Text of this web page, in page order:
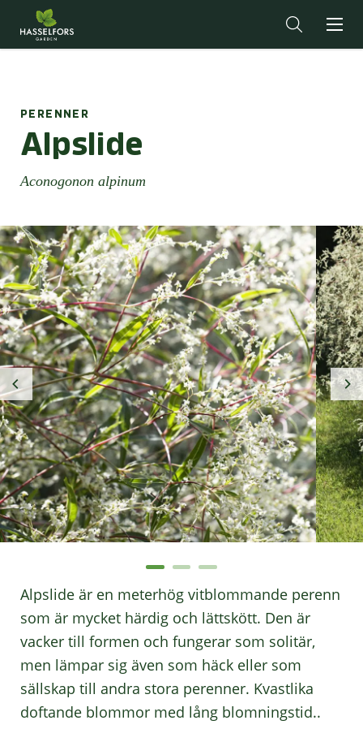
PERENNER
Alpslide
Aconogonon alpinum
Alpslide är en meterhög vitblommande perenn
som är mycket härdig och lättskött. Den är
vacker till formen och fungerar som solitär,
men lämpar sig även som häck eller som
sällskap till andra stora perenner. Kvastlika
doftande blommor med lång blomningstid..